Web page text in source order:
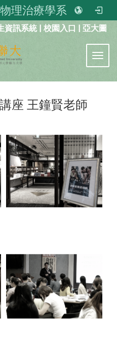
理治療學系
資訊系統 | 校園入口 | 亞大圖
座 王鐘賢老師